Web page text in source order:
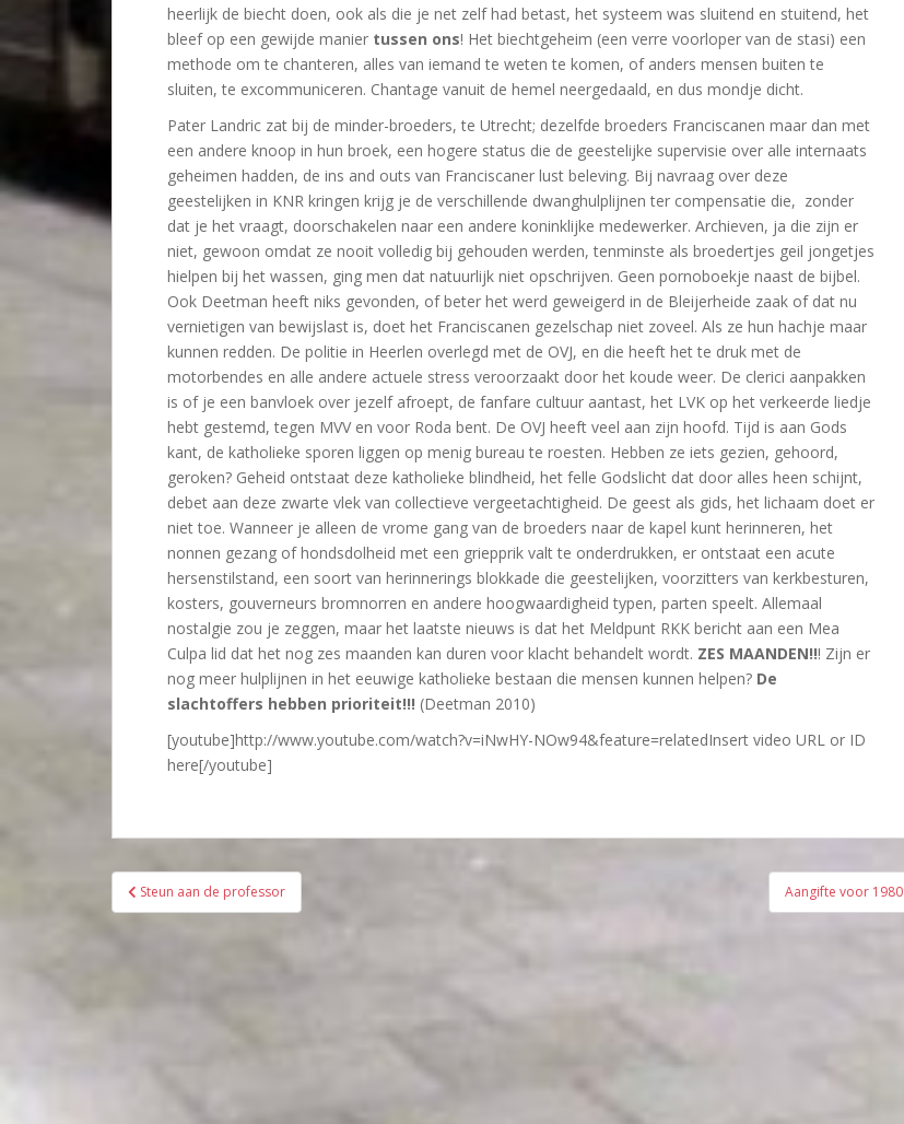
heerlijk de biecht doen, ook als die je net zelf had betast, het systeem was sluitend en stuitend, het
bleef op een gewijde manier tussen ons! Het biechtgeheim (een verre voorloper van de stasi) een
methode om te chanteren, alles van iemand te weten te komen, of anders mensen buiten te
sluiten, te excommuniceren. Chantage vanuit de hemel neergedaald, en dus mondje dicht.
Pater Landric zat bij de minder-broeders, te Utrecht; dezelfde broeders Franciscanen maar dan met
een andere knoop in hun broek, een hogere status die de geestelijke supervisie over alle internaats
geheimen hadden, de ins and outs van Franciscaner lust beleving. Bij navraag over deze
geestelijken in KNR kringen krijg je de verschillende dwanghulplijnen ter compensatie die, zonder
dat je het vraagt, doorschakelen naar een andere koninklijke medewerker. Archieven, ja die zijn er
niet, gewoon omdat ze nooit volledig bij gehouden werden, tenminste als broedertjes geil jongetjes
hielpen bij het wassen, ging men dat natuurlijk niet opschrijven. Geen pornoboekje naast de bijbel.
Ook Deetman heeft niks gevonden, of beter het werd geweigerd in de Bleijerheide zaak of dat nu
vernietigen van bewijslast is, doet het Franciscanen gezelschap niet zoveel. Als ze hun hachje maar
kunnen redden. De politie in Heerlen overlegd met de OVJ, en die heeft het te druk met de
motorbendes en alle andere actuele stress veroorzaakt door het koude weer. De clerici aanpakken
is of je een banvloek over jezelf afroept, de fanfare cultuur aantast, het LVK op het verkeerde liedje
hebt gestemd, tegen MVV en voor Roda bent. De OVJ heeft veel aan zijn hoofd. Tijd is aan Gods
kant, de katholieke sporen liggen op menig bureau te roesten. Hebben ze iets gezien, gehoord,
geroken? Geheid ontstaat deze katholieke blindheid, het felle Godslicht dat door alles heen schijnt,
debet aan deze zwarte vlek van collectieve vergeetachtigheid. De geest als gids, het lichaam doet er
niet toe. Wanneer je alleen de vrome gang van de broeders naar de kapel kunt herinneren, het
nonnen gezang of hondsdolheid met een griepprik valt te onderdrukken, er ontstaat een acute
hersenstilstand, een soort van herinnerings blokkade die geestelijken, voorzitters van kerkbesturen,
kosters, gouverneurs bromnorren en andere hoogwaardigheid typen, parten speelt. Allemaal
nostalgie zou je zeggen, maar het laatste nieuws is dat het Meldpunt RKK bericht aan een Mea
Culpa lid dat het nog zes maanden kan duren voor klacht behandelt wordt. ZES MAANDEN!!! Zijn er
nog meer hulplijnen in het eeuwige katholieke bestaan die mensen kunnen helpen? De
slachtoffers hebben prioriteit!!! (Deetman 2010)
[youtube]http://www.youtube.com/watch?v=iNwHY-NOw94&feature=relatedInsert video URL or ID
here[/youtube]
Bericht
navigatie
Steun aan de professor Aangifte voor 1980